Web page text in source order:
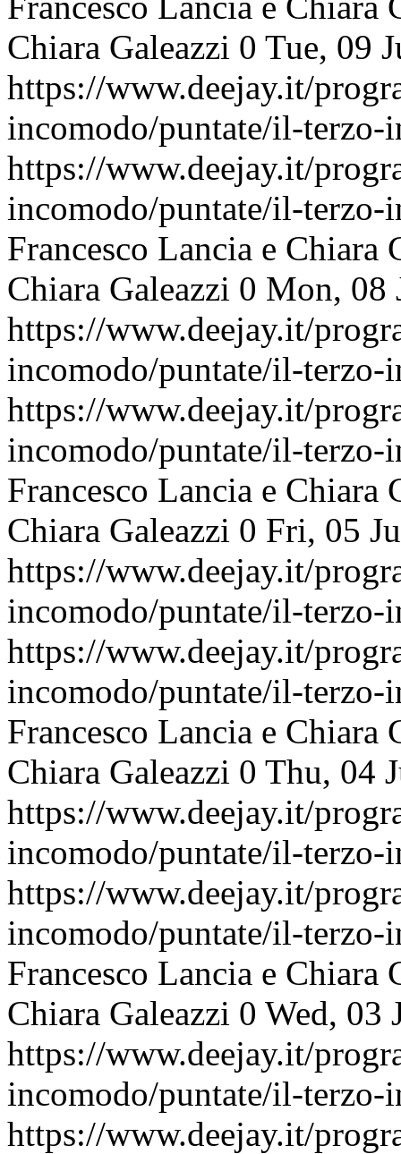
Chiara Galeazzi 0 Tue, 09
https://www.deejay.it/
incomodo/puntate/il-
https://www.deejay.it/
incomodo/puntate/il-
Francesco Lancia e Chiara
Chiara Galeazzi 0 Mon, 08
https://www.deejay.it/
incomodo/puntate/il-
https://www.deejay.it/
incomodo/puntate/il-
Francesco Lancia e Chiara
Chiara Galeazzi 0 Fri, 05
https://www.deejay.it/
incomodo/puntate/il-
https://www.deejay.it/
incomodo/puntate/il-
Francesco Lancia e Chiara
Chiara Galeazzi 0 Thu, 04
https://www.deejay.it/
incomodo/puntate/il-
https://www.deejay.it/
incomodo/puntate/il-
Francesco Lancia e Chiara
Chiara Galeazzi 0 Wed, 03
https://www.deejay.it/
incomodo/puntate/il-
https://www.deejay.it/